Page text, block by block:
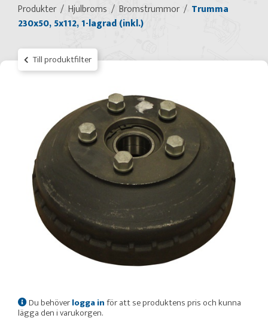
Produkter Hjulbroms Bromstrummor
Trumma
230x50, 5x112, 1-lagrad (inkl.)
Till produktfilter
Du behöverlogga inför att se produktens pris och kunna
lägga den i varukorgen.